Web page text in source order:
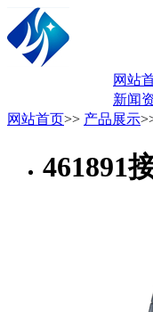
网站
新闻
网站首页>> 产品展示
461891